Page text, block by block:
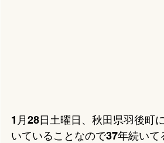
1月28日土曜日、秋田県羽後町
いていることなので37年続いて